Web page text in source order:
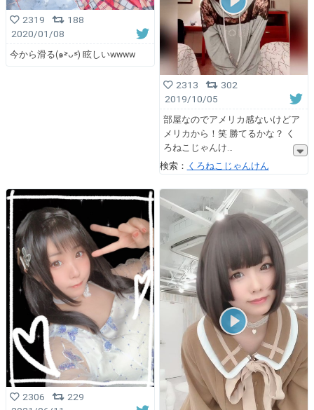
2319
188
2020/01/08
今から滑る(๑˃̵ᴗ˂̵) 眩しいwwww
2313
302
2019/10/05
部屋なのでアメリカ感ないけどア
メリカから！笑 勝てるかな？ く
ろねこじゃんけ
検索： くろねこじゃんけん
2306
229